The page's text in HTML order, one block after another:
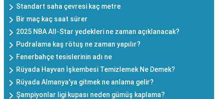
Standart saha çevresi kaç metre
Bir maç kaç saat sürer
2025 NBA All-Star yedekleri ne zaman açıklanacak?
Pudralama kaş rötuş ne zaman yapılır?
Fenerbahçe tesislerinin adı ne
Rüyada Hayvan İşkembesi Temizlemek Ne Demek?
Rüyada Almanya'ya gitmek ne anlama gelir?
Şampiyonlar ligi kupası neden gümüş kaplama?